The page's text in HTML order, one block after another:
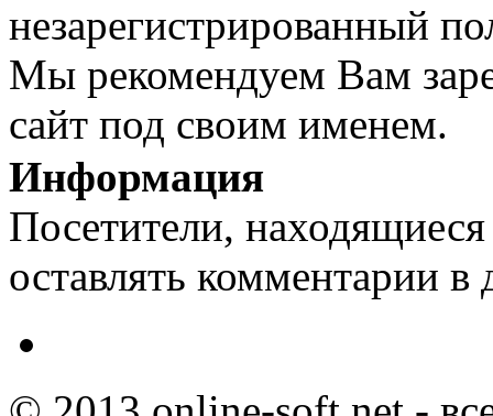
незарегистрированный
Мы рекомендуем Вам
сайт под своим именем.
Информация
Посетители,
оставлять комментарии в